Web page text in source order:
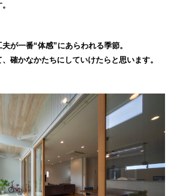
が一番“体感”にあらわれる季節。
確かなかたちにしていけたらと思います。